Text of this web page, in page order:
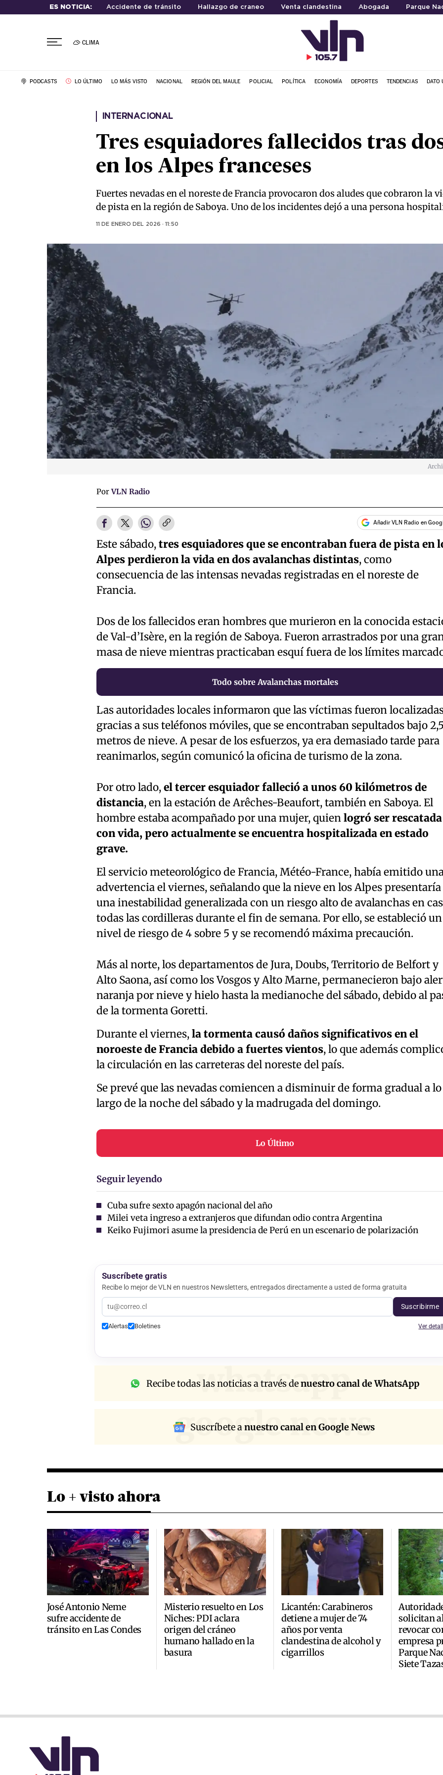
ES NOTICIA: Accidente de tránsito Hallazgo de craneo Venta clandestina Abogada Parque
CLIMA
PODCASTS LO ÚLTIMO LO MÁS VISTO NACIONAL REGIÓN DEL MAULE POLICIAL POLÍTICA ECONOMÍA DEPORTES TENDENCIAS DATO
INTERNACIONAL
Tres esquiadores fallecidos tras
en los Alpes franceses
Fuertes nevadas en el noreste de Francia provocaron dos aludes que cobraron la
de pista en la región de Saboya. Uno de los incidentes dejó a una persona
11 DE ENERO DEL 2026 · 11:50
PorVLN Radio
Añadir VLN Radio en
Este sábado,tres esquiadores que se encontraban fuera de pista en
Alpes perdieron la vida en dos avalanchas distintas, como
consecuencia de las intensas nevadas registradas en el noreste de
Francia.
Dos de los fallecidos eran hombres que murieron en la conocida
de Val-d’Isère, en la región de Saboya. Fueron arrastrados por una
masa de nieve mientras practicaban esquí fuera de los límites
Todo sobre Avalanchas mortales
Las autoridades locales informaron que las víctimas fueron
gracias a sus teléfonos móviles, que se encontraban sepultados bajo
metros de nieve. A pesar de los esfuerzos, ya era demasiado tarde para
reanimarlos, según comunicó la oficina de turismo de la zona.
Por otro lado,el tercer esquiador falleció a unos 60 kilómetros de
distancia, en la estación de Arêches-Beaufort, también en Saboya. El
hombre estaba acompañado por una mujer, quienlogró ser rescatada
con vida, pero actualmente se encuentra hospitalizada en estado
grave.
El servicio meteorológico de Francia, Météo-France, había emitido
advertencia el viernes, señalando que la nieve en los Alpes presentaría
unainestabilidad generalizada con un riesgo alto de avalanchas en
todas las cordillerasdurante el fin de semana. Por ello, se estableció un
nivel de riesgo de 4 sobre 5 y se recomendó máxima precaución.
Más al norte, los departamentos de Jura, Doubs, Territorio de Belfort y
Alto Saona, así como los Vosgos y Alto Marne, permanecieron bajo
naranja por nieve y hielo hasta la medianoche del sábado, debido al
de latormenta Goretti.
Durante el viernes,la tormenta causó daños significativos en el
noroeste de Francia debido a fuertes vientos, lo que además
la circulación en las carreteras del noreste del país.
Se prevé que las nevadas comiencen a disminuir de forma gradual a lo
largo de la noche del sábado y la madrugada del domingo.
Lo Último
Seguir leyendo
Cuba sufre sexto apagón nacional del año
Milei veta ingreso a extranjeros que difundan odio contra Argentina
Keiko Fujimori asume la presidencia de Perú en un escenario de polarización
Suscríbete gratis
Recibe lo mejor de VLN en nuestros Newsletters, entregados directamente a usted de forma gratuita
Suscribirme
Alertas Boletines Ver
whatsapp
Recibe todas las noticias a través denuestro canal de WhatsApp
google news
Suscríbete anuestro canal en Google News
Lo + visto ahora
José Antonio Neme
sufre accidente de
tránsito en Las Condes
Misterio resuelto en Los
Niches: PDI aclara
origen del cráneo
humano hallado en la
basura
Licantén: Carabineros
detiene a mujer de 74
años por venta
clandestina de alcohol y
cigarrillos
solicitan
revocar
empresa
Parque
Siete